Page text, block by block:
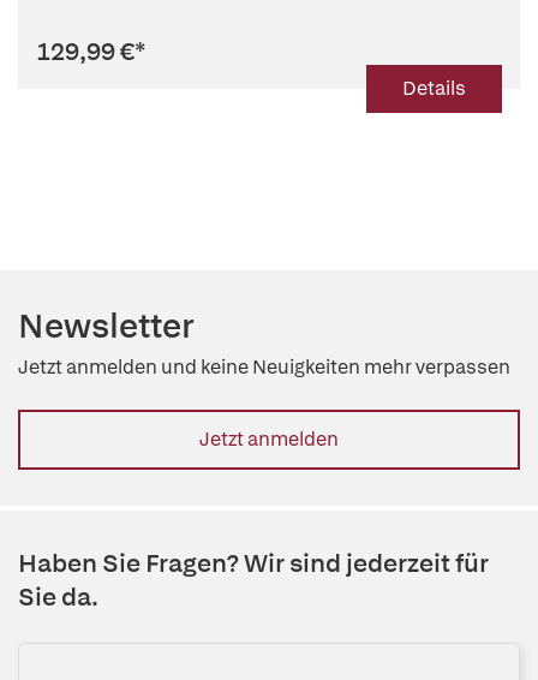
129,99 €*
Details
Newsletter
Jetzt anmelden und keine Neuigkeiten mehr verpassen
Jetzt anmelden
Haben Sie Fragen? Wir sind jederzeit für
Sie da.